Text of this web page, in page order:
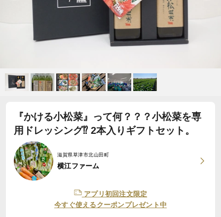
『かける小松菜』って何？？？小松菜を専
用ドレッシング⁉ 2本入りギフトセット。
滋賀県草津市北山田町
横江ファーム
アプリ初回注文限定
今すぐ使えるクーポンプレゼント中